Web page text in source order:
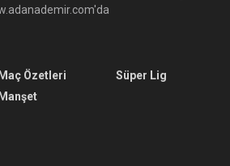
Maç Özetleri
Manşet
Süper Lig